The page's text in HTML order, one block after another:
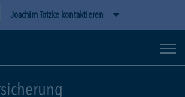
Joachim Totzke kontaktieren